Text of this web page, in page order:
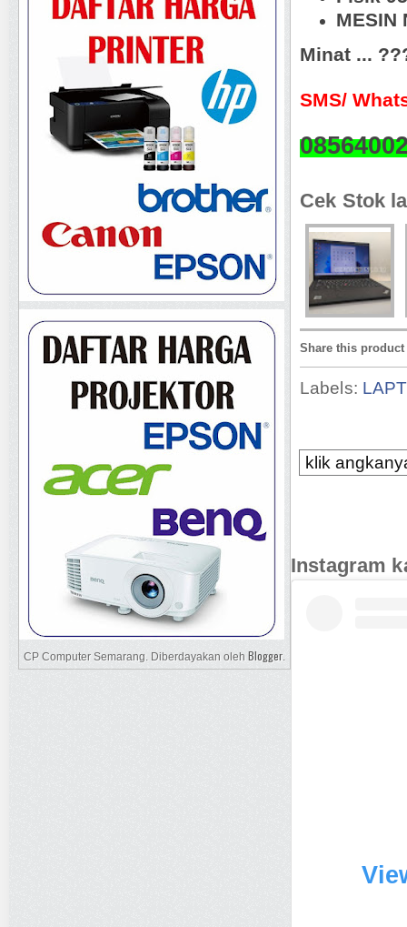
MESIN
Minat ...
SMS/
Cek Stok
Share this product
Labels:
klik
Instagram
CP Computer Semarang. Diberdayakan oleh Blogger.